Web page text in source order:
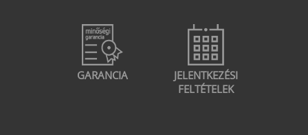
GARANCIA
JELENTKEZÉSI
FELTÉTELEK